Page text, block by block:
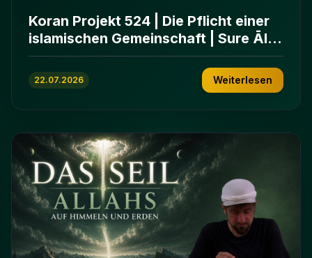
Koran Projekt 524 | Die Pflicht einer
islamischen Gemeinschaft | Sure Āl
ʿImrān 103-112
22.07.2026 Weiterlesen